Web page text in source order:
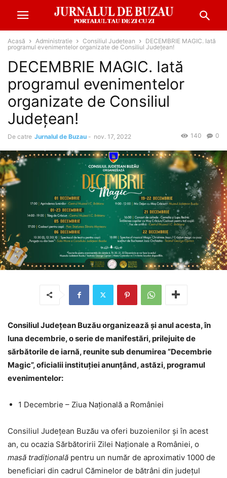
Acasă Administratie Consiliul Judetean
DECEMBRIE MAGIC. Iată
programul evenimentelor organizate de Consiliul Județean!
DECEMBRIE MAGIC. Iată
programul evenimentelor
organizate de Consiliul
Județean!
De catre Jurnalul de Buzau - nov. 17, 2022 0
140
Consiliul Județean Buzău organizează și anul acesta, în
luna decembrie, o serie de manifestări, prilejuite de
sărbătorile de iarnă, reunite sub denumirea ”Decembrie
Magic”, oficialii instituției anunțând, astăzi, programul
evenimentelor:
1 Decembrie – Ziua Națională a României
Consiliul Județean Buzău va oferi buzoienilor și în acest
an, cu ocazia Sărbătoririi Zilei Naționale a României, o
masă tradițională pentru un număr de aproximativ 1000 de
beneficiari din cadrul Căminelor de bătrâni din județul